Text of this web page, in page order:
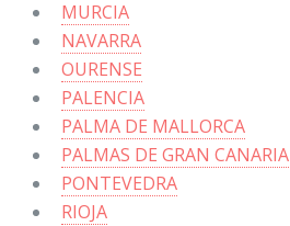
MURCIA
NAVARRA
OURENSE
PALENCIA
PALMA DE MALLORCA
PALMAS DE GRAN CANARIA
PONTEVEDRA
RIOJA